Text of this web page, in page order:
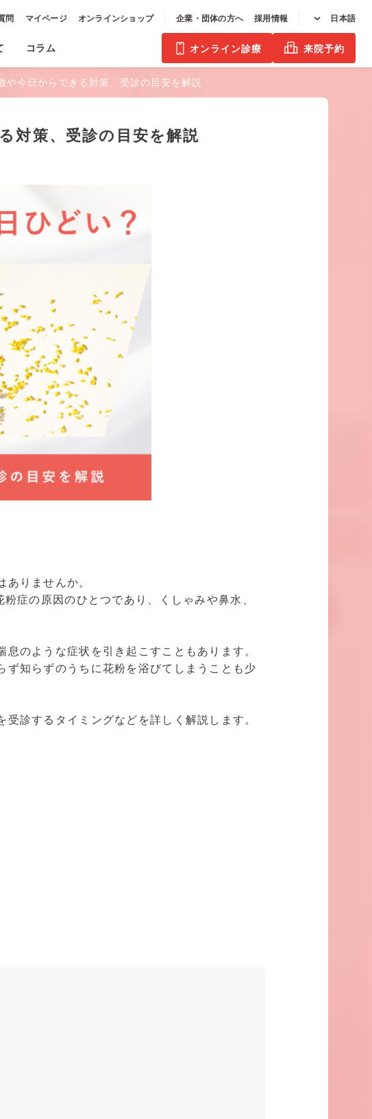
コラム
問 マイページ オンラインショップ 企業・団体の方へ 採用情報 日本語
来院予約
オンライン診療
今日からできる対策、受診の目安を解説
対策、受診の目安を解説
りませんか。
症の原因のひとつであり、くしゃみや鼻水、
のような症状を引き起こすこともあります。
知らずのうちに花粉を浴びてしまうことも少
診するタイミングなどを詳しく解説します。